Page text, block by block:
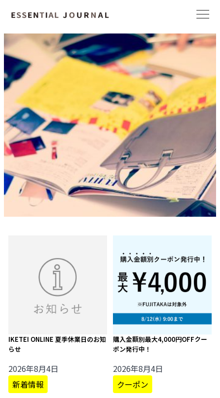
IKETEI ONLINE 夏季休業日のお知
らせ
2026年8月4日
新着情報
購入金額別最大4,000円OFFクー
ポン発行中！
2026年8月4日
クーポン